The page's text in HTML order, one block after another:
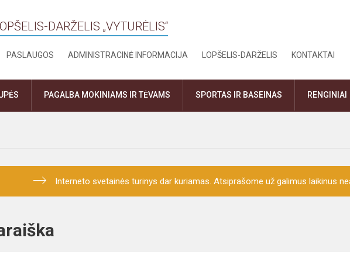
DARŽELIS „VYTURĖLIS“
PASLAUGOS ADMINISTRACINĖ INFORMACIJA LOPŠELIS-DARŽELIS KONTAKTAI
PAGALBA MOKINIAMS IR TĖVAMS SPORTAS IR BASEINAS RENGINIAI
Interneto svetainės turinys dar kuriamas. Atsiprašome už galimus laikinus